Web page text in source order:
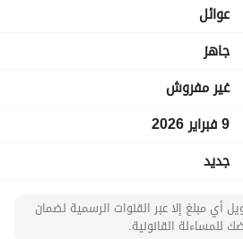
عوائل
جاهز
غير مفروش
9 فبراير 2026
جديد
أي مبلغ إلا عبر القنوات الرسمية لضمان
للمساءلة القانونية.